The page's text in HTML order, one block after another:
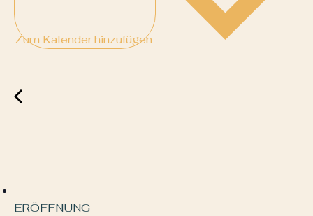
Zum Kalender hinzufügen
ERÖFFNUNG